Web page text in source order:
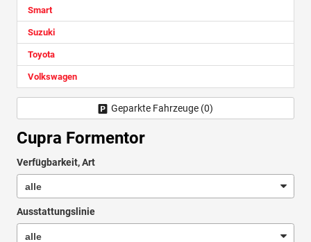
Cupra Formentor
Verfügbarkeit, Art
Ausstattungslinie
Smart
Suzuki
Toyota
Volkswagen
Geparkte Fahrzeuge (0)